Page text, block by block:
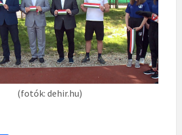
(fotók: dehir.hu)